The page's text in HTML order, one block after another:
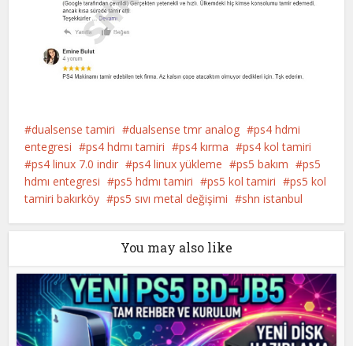
dualsense tamiri dualsense tmr analog
ps4 hdmi
entegresi
ps4 hdmı tamiri ps4 kırma
ps4 kol tamiri
ps4 linux 7.0 indir
ps4 linux yükleme ps5 bakım
ps5
hdmı entegresi
ps5 hdmı tamiri ps5 kol tamiri
ps5 kol
tamiri bakırköy
ps5 sıvı metal değişimi shn istanbul
You may also like